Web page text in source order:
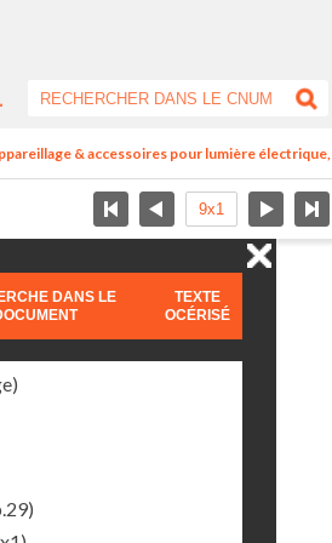
& accessoires pour lumière
DANS LE
TEXTE
OCÉRISÉ